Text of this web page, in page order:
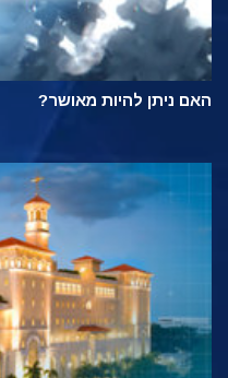
האם ניתן להיות מאושר?